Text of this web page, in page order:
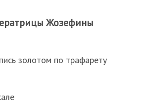
Жозефины
золотом по трафарету